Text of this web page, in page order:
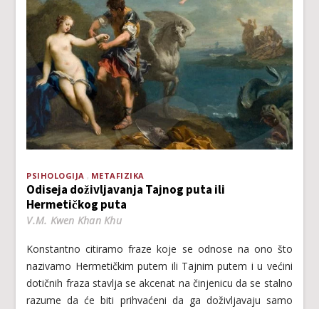
PSIHOLOGIJA METAFIZIKA
Odiseja doživljavanja Tajnog puta ili
Hermetičkog puta
V.M. Kwen Khan Khu
Konstantno citiramo fraze koje se odnose na ono što
nazivamo Hermetičkim putem ili Tajnim putem i u većini
dotičnih fraza stavlja se akcenat na činjenicu da se stalno
razume da će biti prihvaćeni da ga doživljavaju samo